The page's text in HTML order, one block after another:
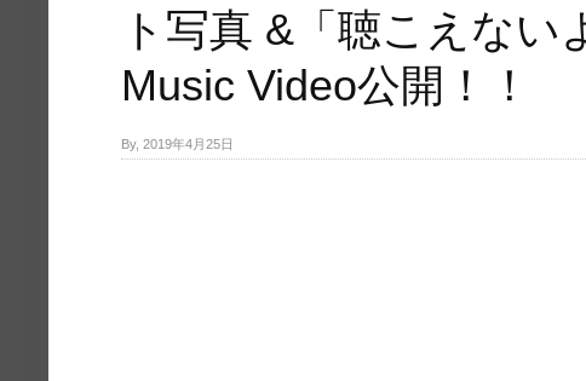
ト写真 &「聴こえない
Music Video公開！！
By, 2019年4月25日